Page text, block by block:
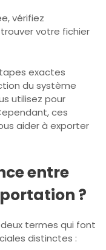
vérifiez
votre fichier
exactes
du système
utilisez pour
ces
aider à exporter
entre
?
termes qui font
distinctes :